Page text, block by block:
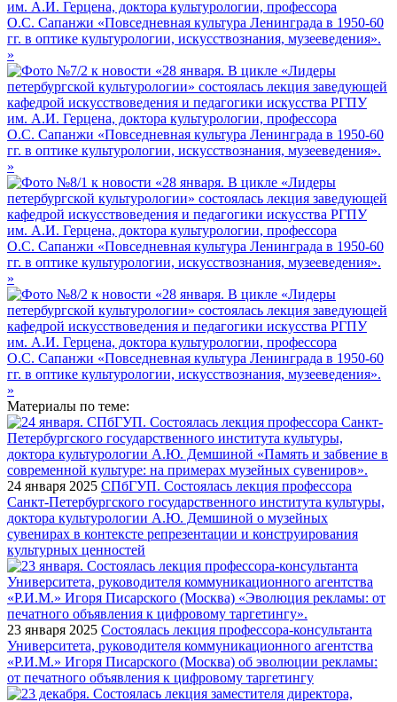
Материалы по теме:
24 января 2025 СПбГУП. Состоялась лекция профессора
Санкт-Петербургского государственного института культуры,
доктора культурологии А.Ю. Демшиной о музейных
сувенирах в контексте репрезентации и конструирования
культурных ценностей
23 января 2025 Состоялась лекция профессора-консультанта
Университета, руководителя коммуникационного агентства
«Р.И.М.» Игоря Писарского (Москва) об эволюции рекламы:
от печатного объявления к цифровому таргетингу